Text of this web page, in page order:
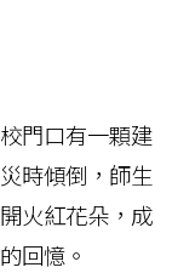
門口有一顆建
時傾倒，師生
火紅花朵，成
回憶。